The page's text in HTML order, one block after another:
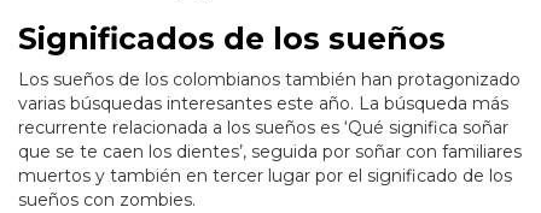
Significados de los sueños
Los sueños de los colombianos también han protagonizado
varias búsquedas interesantes este año. La búsqueda más
recurrente relacionada a los sueños es ‘Qué significa soñar
que se te caen los dientes’, seguida por soñar con familiares
muertos y también en tercer lugar por el significado de los
sueños con zombies.